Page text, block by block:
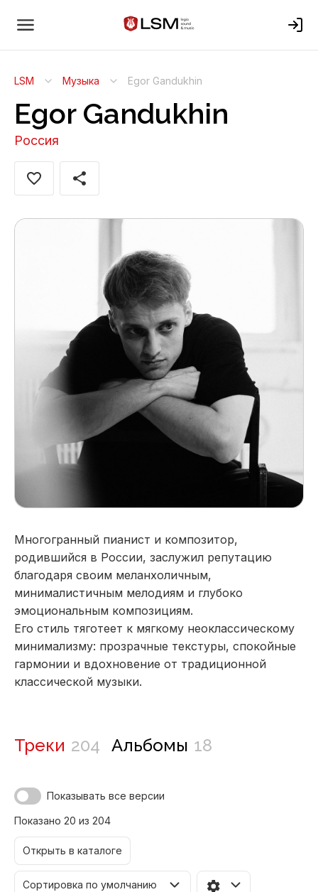
LSM Музыка Egor Gandukhin
Egor Gandukhin
Россия
Многогранный пианист и композитор,
родившийся в России, заслужил репутацию
благодаря своим меланхоличным,
минималистичным мелодиям и глубоко
эмоциональным композициям.
Его стиль тяготеет к мягкому неоклассическому
минимализму: прозрачные текстуры, спокойные
гармонии и вдохновение от традиционной
классической музыки.
Треки 204 Альбомы 18
Показывать все версии
Показано 20 из 204
Открыть в каталоге
Сортировка по умолчанию